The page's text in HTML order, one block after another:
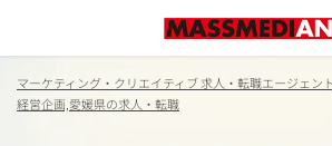
マーケティング・クリエイティブ 求人・転職エージェント
経営企画,愛媛県の求人・転職